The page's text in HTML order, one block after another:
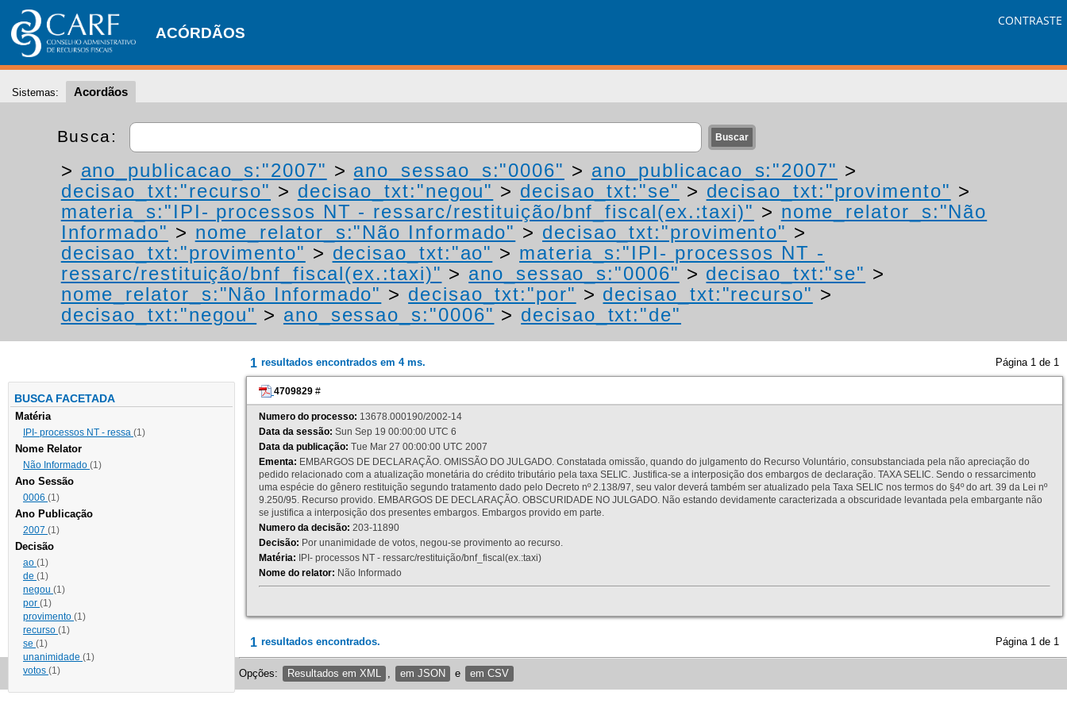
ACÓRDÃOS
CONTRASTE
Sistemas: Acordãos
Busca:
> ano_publicacao_s:"2007" > ano_sessao_s:"0006" > ano_publicacao_s:"2007" >
decisao_txt:"recurso" > decisao_txt:"negou" > decisao_txt:"se" > decisao_txt:"provimento" >
materia_s:"IPI- processos NT - ressarc/restituição/bnf_fiscal(ex.:taxi)" > nome_relator_s:"Não
Informado" > nome_relator_s:"Não Informado" > decisao_txt:"provimento" >
decisao_txt:"provimento" > decisao_txt:"ao" > materia_s:"IPI- processos NT -
ressarc/restituição/bnf_fiscal(ex.:taxi)" > ano_sessao_s:"0006" > decisao_txt:"se" >
nome_relator_s:"Não Informado" > decisao_txt:"por" > decisao_txt:"recurso" >
decisao_txt:"negou" > ano_sessao_s:"0006" > decisao_txt:"de"
BUSCA FACETADA
Matéria
IPI- processos NT - ressa (1)
Nome Relator
Não Informado (1)
Ano Sessão
0006 (1)
Ano Publicação
2007 (1)
Decisão
ao (1)
de (1)
negou (1)
por (1)
provimento (1)
recurso (1)
se (1)
unanimidade (1)
votos (1)
1 resultados encontrados em 4 ms. Página 1 de 1
4709829 #
Numero do processo: 13678.000190/2002-14
Data da sessão: Sun Sep 19 00:00:00 UTC 6
Data da publicação: Tue Mar 27 00:00:00 UTC 2007
Ementa: EMBARGOS DE DECLARAÇÃO. OMISSÃO DO JULGADO. Constatada omissão, quando do julgamento do Recurso Voluntário, consubstanciada pela não apreciação do
pedido relacionado com a atualização monetária do crédito tributário pela taxa SELIC. Justifica-se a interposição dos embargos de declaração. TAXA SELIC. Sendo o ressarcimento
uma espécie do gênero restituição segundo tratamento dado pelo Decreto nº 2.138/97, seu valor deverá também ser atualizado pela Taxa SELIC nos termos do §4º do art. 39 da Lei nº
9.250/95. Recurso provido. EMBARGOS DE DECLARAÇÃO. OBSCURIDADE NO JULGADO. Não estando devidamente caracterizada a obscuridade levantada pela embargante não
se justifica a interposição dos presentes embargos. Embargos provido em parte.
Numero da decisão: 203-11890
Decisão: Por unanimidade de votos, negou-se provimento ao recurso.
Matéria: IPI- processos NT - ressarc/restituição/bnf_fiscal(ex.:taxi)
Nome do relator: Não Informado
1 resultados encontrados. Página 1 de 1
Opções: Resultados em XML em JSON e em CSV